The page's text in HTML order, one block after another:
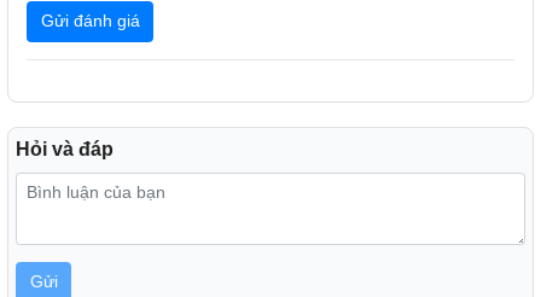
Ngoài các chế độ ngả nghiêng cơ bản, chân đế còn có thể
giúp màn hình nâng hạ độ cao, tùy chỉnh xoay dọc phù hợp
tiêu chuẩn VESA 100x100m, giúp màn hình linh hoạt trong
việc tối ưu không gian sử dụng.
Gửi đánh giá
Hỏi và đáp
Gửi